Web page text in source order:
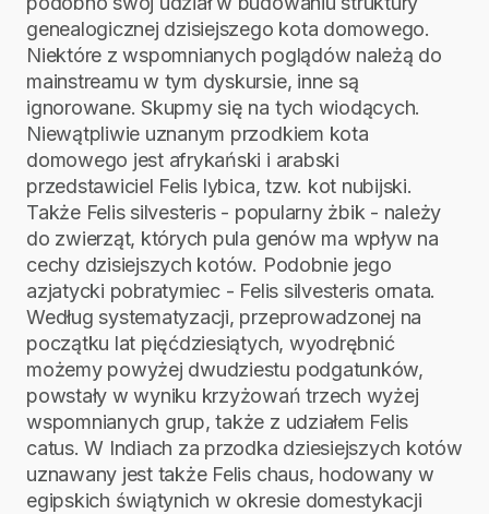
genealogicznej dzisiejszego kota domowego.
Niektóre z wspomnianych poglądów należą do
mainstreamu w tym dyskursie, inne są
ignorowane. Skupmy się na tych wiodących.
Niewątpliwie uznanym przodkiem kota
domowego jest afrykański i arabski
przedstawiciel Felis lybica, tzw. kot nubijski.
Także Felis silvesteris - popularny żbik - należy
do zwierząt, których pula genów ma wpływ na
cechy dzisiejszych kotów. Podobnie jego
azjatycki pobratymiec - Felis silvesteris ornata.
Według systematyzacji, przeprowadzonej na
początku lat pięćdziesiątych, wyodrębnić
możemy powyżej dwudziestu podgatunków,
powstały w wyniku krzyżowań trzech wyżej
wspomnianych grup, także z udziałem Felis
catus. W Indiach za przodka dziesiejszych kotów
uznawany jest także Felis chaus, hodowany w
egipskich świątynich w okresie domestykacji